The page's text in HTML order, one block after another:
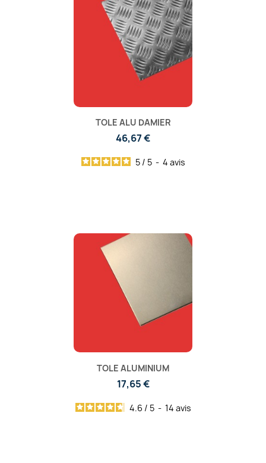
TOLE ALU DAMIER
46,67 €
5 / 5 - 4 avis
TOLE ALUMINIUM
17,65 €
4.6 / 5 - 14 avis